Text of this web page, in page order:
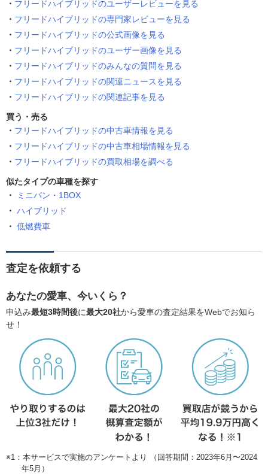
フリードハイブリッドのユーザーレビューを見る
フリードハイブリッドの専門家レビューを見る
フリードハイブリッドの公式画像を見る
フリードハイブリッドのユーザー画像を見る
フリードハイブリッドのみんなの質問を見る
フリードハイブリッドの関連ニュースを見る
フリードハイブリッドの関連記事を見る
買う・売る
フリードハイブリッドの中古車情報を見る
フリードハイブリッドの中古車相場情報を見る
フリードハイブリッドの買取相場を調べる
似たタイプの車種を探す
ミニバン・1BOX
ハイブリッド
低燃費車
査定を依頼する
あなたの愛車、今いくら？
申込み最短3時間後に最大20社から愛車の査定結果をWebでお知ら
せ！
※1：本サービスで実施のアンケートより （回答期間：2023年6月〜2024
年5月）